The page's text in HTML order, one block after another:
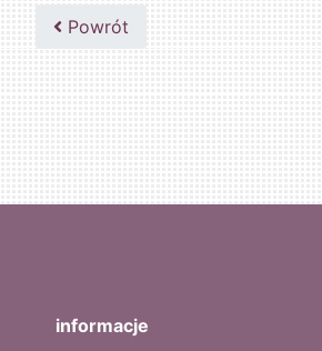
509076255
Powrót
informacje